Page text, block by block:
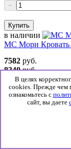
−
Купить
в наличии
МС Мори
7582 руб.
8340руб.
МС Мори
Артикул:0
ДСВ мебель
В целях
cookies. Прежде чем
ознакомьтесь с
сайт, вы даете